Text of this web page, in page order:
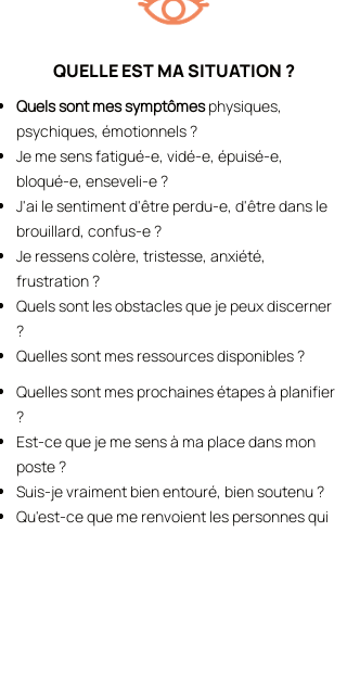
QUELLE EST MA SITUATION ?
Quels sont mes symptômesphysiques,
psychiques, émotionnels ?
Je me sens fatigué-e, vidé-e, épuisé-e,
bloqué-e, enseveli-e ?
J'ai le sentiment d'être perdu-e, d'être dans le
brouillard, confus-e ?
Je ressens colère, tristesse, anxiété,
frustration ?
Quels sont les obstacles que je peux discerner
?
Quelles sont mes ressources disponibles ?
Quelles sont mes prochaines étapes à planifier
?
Est-ce que je me sens à ma place dans mon
poste ?​
Suis-je vraiment bien entouré, bien soutenu ?
Qu'est-ce que me renvoient les personnes qui